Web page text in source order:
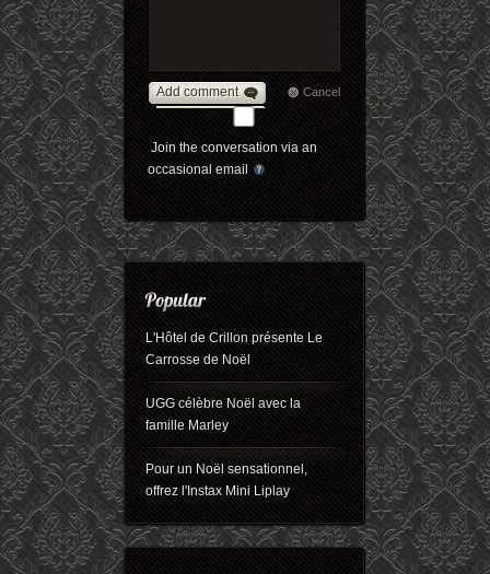
Add comment Cancel
Join the conversation via an
occasional email
L'Hôtel de Crillon présente Le
Carrosse de Noël
UGG célèbre Noël avec la
famille Marley
Pour un Noël sensationnel,
offrez l'Instax Mini Liplay